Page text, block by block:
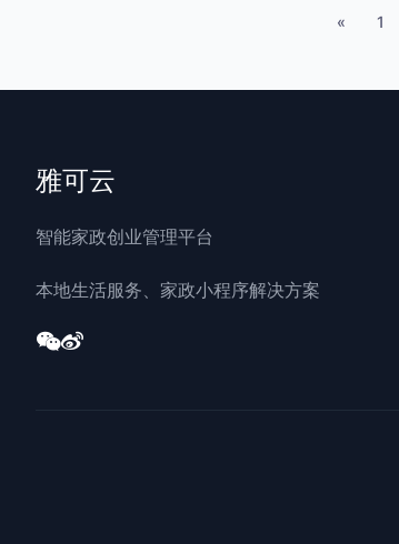
« 1
雅可云
智能家政创业管理平台
本地生活服务、家政小程序解决方案